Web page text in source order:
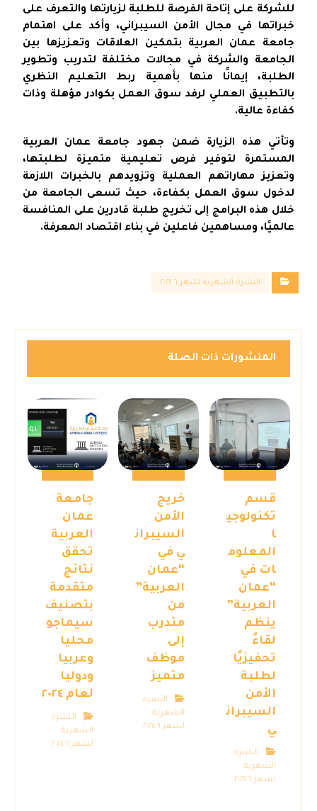
للشركة على إتاحة الفرصة للطلبة لزيارتها والتعرف على
خبراتها في مجال الأمن السيبراني، وأكد على اهتمام
جامعة عمان العربية بتمكين العلاقات وتعزيزها بين
الجامعة والشركة في مجالات مختلفة لتدريب وتطوير
الطلبة، إيمانًا منها بأهمية ربط التعليم النظري
بالتطبيق العملي لرفد سوق العمل بكوادر مؤهلة وذات
كفاءة عالية.
وتأتي هذه الزيارة ضمن جهود جامعة عمان العربية
المستمرة لتوفير فرص تعليمية متميزة لطلبتها،
وتعزيز مهاراتهم العملية وتزويدهم بالخبرات اللازمة
لدخول سوق العمل بكفاءة، حيث تسعى الجامعة من
خلال هذه البرامج إلى تخريج طلبة قادرين على المنافسة
عالميًا، ومساهمين فاعلين في بناء اقتصاد المعرفة.
النشرة الشهرية لشهر ٦ ٢٠٢٤
المنشورات ذات الصلة
قسم
تكنولوجي
ا
المعلوم
ات في
“عمان
العربية”
ينظم
لقاءً
تحفيزيًا
لطلبة
الأمن
السيبران
ي
النشرة
الشهرية
لشهر ٦ ٢٠٢٤
خريج
الأمن
السيبران
ي في
“عمان
العربية”
من
متدرب
إلى
موظف
متميز
النشرة
الشهرية
لشهر ٦ ٢٠٢٤
جامعة
عمان
العربية
تحقق
نتائج
متقدمة
بتصنيف
سيماجو
محليا
وعربيا
ودوليا
لعام ٢٠٢٤
النشرة
الشهرية
لشهر ٦ ٢٠٢٤